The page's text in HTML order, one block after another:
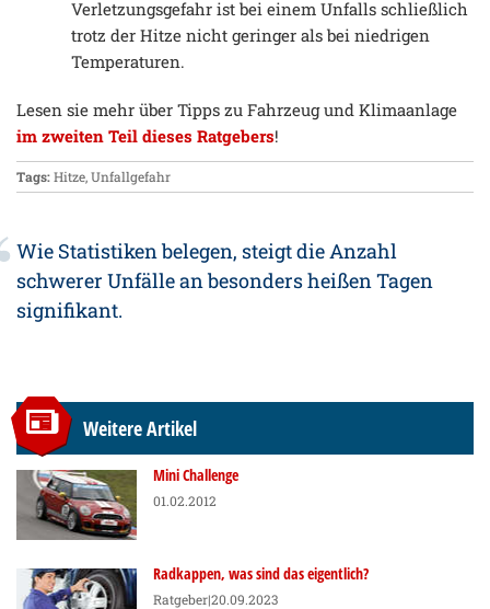
Verletzungsgefahr ist bei einem Unfalls schließlich
trotz der Hitze nicht geringer als bei niedrigen
Temperaturen.
Lesen sie mehr über Tipps zu Fahrzeug und Klimaanlage
im zweiten Teil dieses Ratgebers!
Tags:Hitze,Unfallgefahr
Wie Statistiken belegen, steigt die Anzahl
schwerer Unfälle an besonders heißen Tagen
signifikant.
Weitere Artikel
Mini Challenge
01.02.2012
Radkappen, was sind das eigentlich?
Ratgeber|20.09.2023